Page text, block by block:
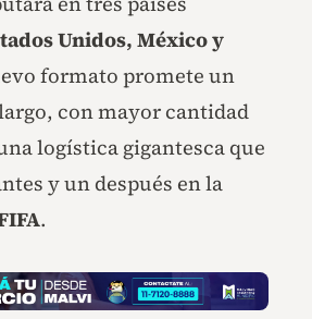
Unidos, México y
formato promete un
con mayor cantidad
logística gigantesca que
y un después en la
.